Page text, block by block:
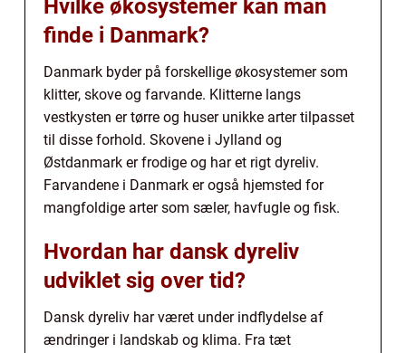
Hvilke økosystemer kan man
finde i Danmark?
Danmark byder på forskellige økosystemer som
klitter, skove og farvande. Klitterne langs
vestkysten er tørre og huser unikke arter tilpasset
til disse forhold. Skovene i Jylland og
Østdanmark er frodige og har et rigt dyreliv.
Farvandene i Danmark er også hjemsted for
mangfoldige arter som sæler, havfugle og fisk.
Hvordan har dansk dyreliv
udviklet sig over tid?
Dansk dyreliv har været under indflydelse af
ændringer i landskab og klima. Fra tæt